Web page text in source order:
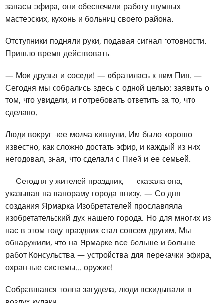
запасы эфира, они обеспечили работу шумных
мастерских, кухонь и больниц своего района.
Отступники подняли руки, подавая сигнал готовности.
Пришло время действовать.
— Мои друзья и соседи! — обратилась к ним Пия. —
Сегодня мы собрались здесь с одной целью: заявить о
том, что увидели, и потребовать ответить за то, что
сделано.
Люди вокруг нее молча кивнули. Им было хорошо
известно, как сложно достать эфир, и каждый из них
негодовал, зная, что сделали с Пией и ее семьей.
— Сегодня у жителей праздник, — сказала она,
указывая на панораму города внизу. — Со дня
создания Ярмарка Изобретателей прославляла
изобретательский дух нашего города. Но для многих из
нас в этом году праздник стал совсем другим. Мы
обнаружили, что на Ярмарке все больше и больше
работ Консульства — устройства для перекачки эфира,
охранные системы... оружие!
Собравшаяся толпа загудела, люди вскидывали в